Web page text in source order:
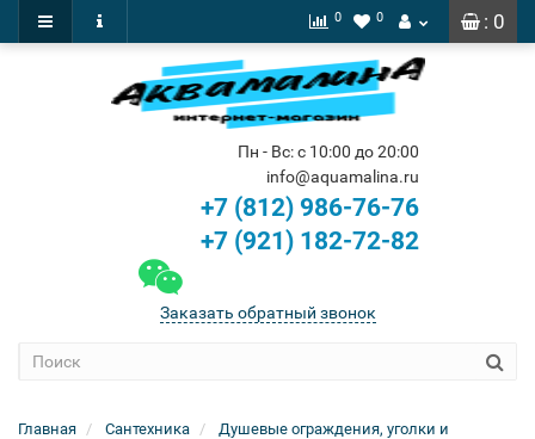
: 0
0 0
Пн - Вс: с 10:00 до 20:00
info@aquamalina.ru
+7 (812) 986-76-76
+7 (921) 182-72-82
Заказать обратный звонок
Главная Сантехника
Душевые ограждения, уголки и